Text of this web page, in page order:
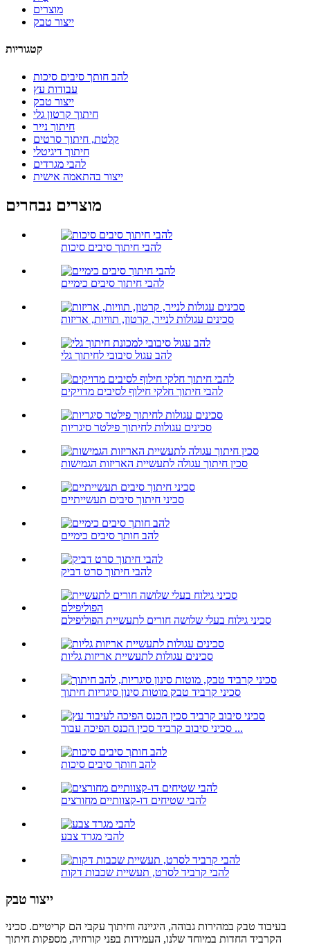
מוצרים
ייצור טבק
קטגוריות
להב חותך סיבים סיכות
עבודות עץ
ייצור טבק
חיתוך קרטון גלי
חיתוך נייר
קלטת, חיתוך סרטים
חיתוך דיגיטלי
להבי מגרדים
ייצור בהתאמה אישית
מוצרים נבחרים
להבי חיתוך סיבים סיכות
להבי חיתוך סיבים כימיים
סכינים עגולות לנייר, קרטון, תוויות, אריזות
להב עגול סיבובי לחיתוך גלי
להבי חיתוך חלקי חילוף לסיבים מדויקים
סכינים עגולות לחיתוך פילטר סיגריות
סכין חיתוך עגולה לתעשיית האריזות הגמישות
סכיני חיתוך סיבים תעשייתיים
להב חותך סיבים כימיים
להבי חיתוך סרט דביק
סכיני גילוח בעלי שלושה חורים לתעשיית הפוליפילם
סכינים עגולות לתעשיית אריזות גליות
סכיני קרביד טבק מוטות סינון סיגריות חיתוך
סכיני סיבוב קרביד סכין הכנס הפיכה עבור ...
להב חותך סיבים סיכות
להבי שטיחים דו-קצוותיים מחורצים
להבי מגרד צבע
להבי קרביד לסרט, תעשיית שכבות דקות
ייצור טבק
בעיבוד טבק במהירות גבוהה, היגיינה וחיתוך עקבי הם קריטיים. סכיני
הקרביד החדות במיוחד שלנו, העמידות בפני קורוזיה, מספקות חיתוך